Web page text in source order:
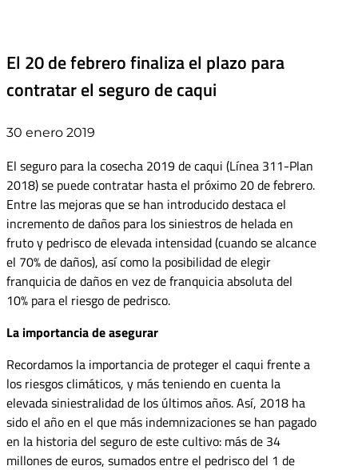
El 20 de febrero finaliza el plazo para
contratar el seguro de caqui
30 enero 2019
El seguro para la cosecha 2019 de caqui (Línea 311-Plan
2018) se puede contratar hasta el próximo 20 de febrero.
Entre las mejoras que se han introducido destaca el
incremento de daños para los siniestros de helada en
fruto y pedrisco de elevada intensidad (cuando se alcance
el 70% de daños), así como la posibilidad de elegir
franquicia de daños en vez de franquicia absoluta del
10% para el riesgo de pedrisco.
La importancia de asegurar
Recordamos la importancia de proteger el caqui frente a
los riesgos climáticos, y más teniendo en cuenta la
elevada siniestralidad de los últimos años. Así, 2018 ha
sido el año en el que más indemnizaciones se han pagado
en la historia del seguro de este cultivo: más de 34
millones de euros, sumados entre el pedrisco del 1 de